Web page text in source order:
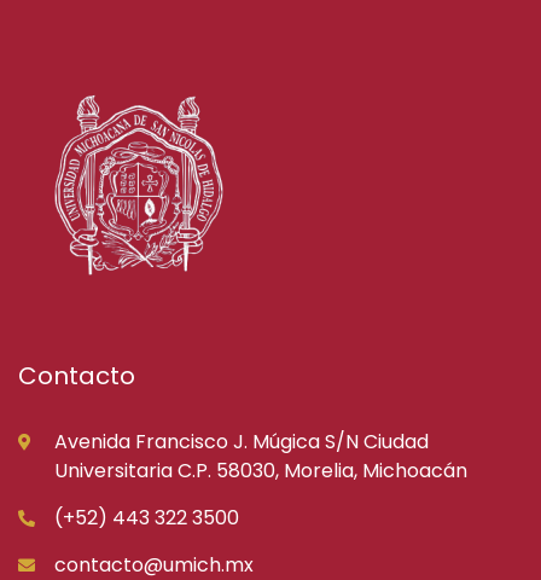
Contacto
Avenida Francisco J. Múgica S/N Ciudad
Universitaria C.P. 58030, Morelia, Michoacán
(+52) 443 322 3500
contacto@umich.mx